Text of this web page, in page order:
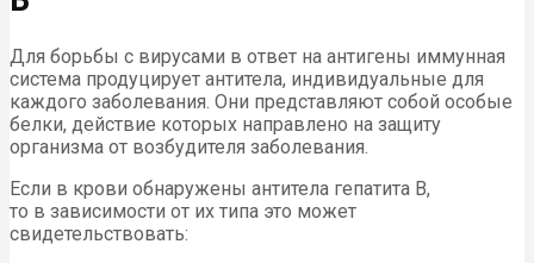
Для борьбы с вирусами в ответ на антигены иммунная
система продуцирует антитела, индивидуальные для
каждого заболевания. Они представляют собой особые
белки, действие которых направлено на защиту
организма от возбудителя заболевания.
Если в крови обнаружены антитела гепатита В,
то в зависимости от их типа это может
свидетельствовать: